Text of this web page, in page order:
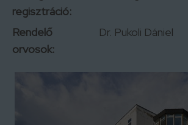
regisztráció:
Rendelő
orvosok:
Dr. Pukoli Dániel